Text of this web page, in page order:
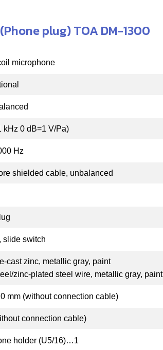
plug) TOA DM-1300
microphone
kHz 0 dB=1 V/Pa)
Hz
shielded cable, unbalanced
slide switch
cast zinc, metallic gray, paint
zinc-plated steel wire, metallic gray, paint
mm (without connection cable)
connection cable)
holder (U5/16)…1